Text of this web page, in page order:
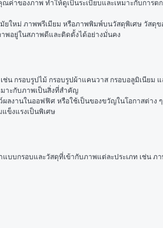
ค่าของภาพ ทำให้ดูเป็นระเบียบและเหมาะกับการ
ยใหม่ ภาพพรีเมียม หรือภาพพิมพ์บนวัสดุพิเศษ วัสดุ
พอยู่ในสภาพดีและติดตั้งได้อย่างมั่นคง
น กรอบรูปไม้ กรอบรูปผ้าแคนวาส กรอบอลูมิเนียม
าะกับภาพเป็นสิ่งที่สำคัญ
งานในออฟฟิศ หรือใช้เป็นของขวัญในโอกาสต่าง
ข็งแรงเป็นพิเศษ
บบกรอบและวัสดุที่เข้ากับภาพแต่ละประเภท เช่น ภ